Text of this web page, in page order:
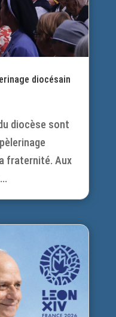
diocésain
diocèse sont
fraternité. Aux